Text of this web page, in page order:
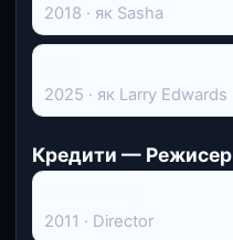
2018 · як Sasha
2025 · як Larry Edwards
Кредити — Режисер
2011 · Director